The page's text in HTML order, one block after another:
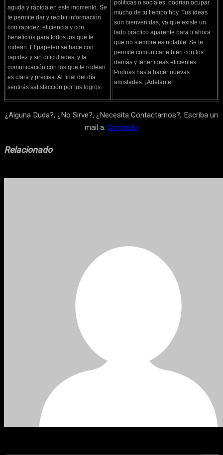
aguda y rápida en este momento. Se
te permite dar y recibir información
con rapidez, eficiencia y con
beneficios para todos los que te
rodean. El papeleo se hace con
rapidez y sin dificultades, y la
comunicación con los que te rodean
es clara y precisa. Al final del día
sentirás satisfacción por tus logros.
políticas o sociales, podrían ocupar
mucho de tu tiempo hoy. Tus ideas
son bienvenidas, ya que existe un
lado práctico aparente para ti ahora
que no siempre es notable. Se te
permite comunicarte bien con los
demás y tener ideas eficientes.
Podrías hasta hacer nuevas
amistades. ¡Adelante!
¿Alguna Duda?, ¿No Sirve?, ¿Necesita Contactarnos?, Escriba un
mail a: Contacto
Relacionado